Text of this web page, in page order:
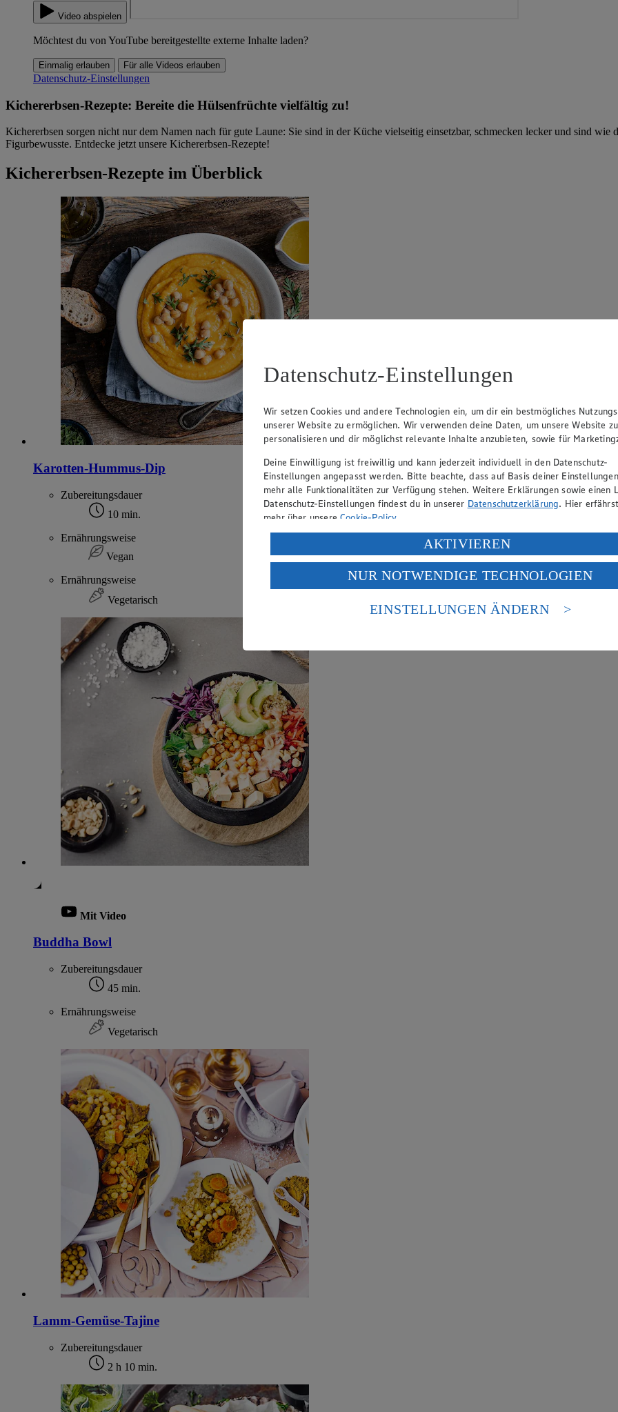
Video abspielen
Möchtest du von YouTube bereitgestellte externe Inhalte laden?
Einmalig erlauben Für alle Videos erlauben
Datenschutz-Einstellungen
Kichererbsen-Rezepte: Bereite die Hülsenfrüchte vielfältig zu!
Kichererbsen sorgen nicht nur dem Namen nach für gute Laune: Sie sind in der Küche vielseitig einsetzbar, schmecken lecker und sind
Figurbewusste. Entdecke jetzt unsere Kichererbsen-Rezepte!
Kichererbsen-Rezepte im Überblick
Karotten-Hummus-Dip
Zubereitungsdauer
10 min.
Ernährungsweise
Vegan
Ernährungsweise
Vegetarisch
Mit Video
Buddha Bowl
Zubereitungsdauer
45 min.
Ernährungsweise
Vegetarisch
Lamm-Gemüse-Tajine
Zubereitungsdauer
2 h 10 min.
Datenschutz-Einstellungen
Wir setzen Cookies und andere Technologien ein, um dir ein bestmögliches
unserer Website zu ermöglichen. Wir verwenden deine Daten, um unsere Website zu
personalisieren und dir möglichst relevante Inhalte anzubieten, sowie für
Deine Einwilligung ist freiwillig und kann jederzeit individuell in den Datenschutz-
Einstellungen angepasst werden. Bitte beachte, dass auf Basis deiner
mehr alle Funktionalitäten zur Verfügung stehen. Weitere Erklärungen sowie einen
Datenschutz-Einstellungen findest du in unserer Datenschutzerklärung. Hier
mehr über unsereCookie-Policy.
Verarbeitung deiner personenbezogenen Daten in den USA durch Facebook und
Wenn du auf „Aktivieren“ klickst, willigst du im Sinne des Art. 49 Abs. 1 Satz 1 lit.
ein, dass deine Daten in den USA verarbeitet werden. Der EuGH sieht die USA als
einem nach europäischen Standards nicht angemessenen Datenschutzniveau an. Es
Risiko eines Zugriffs durch US-amerikanische Behörden.
AKTIVIEREN
NUR NOTWENDIGE TECHNOLOGIEN
EINSTELLUNGEN ÄNDERN